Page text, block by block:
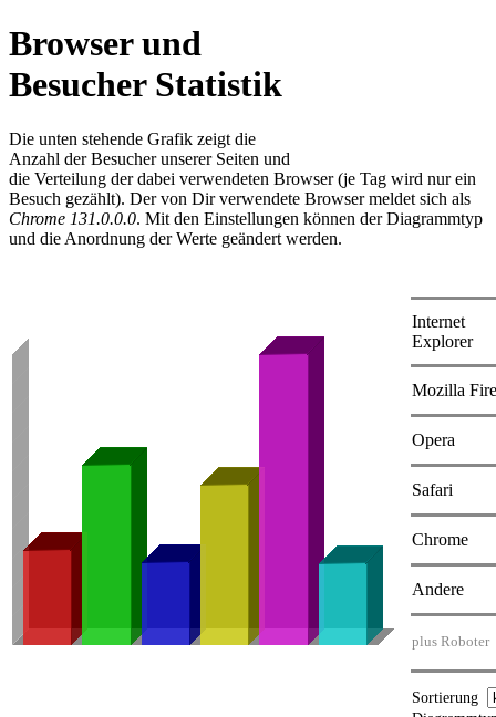
Browser und
Besucher Statistik
Die unten stehende Grafik zeigt die
Anzahl der Besucher unserer Seiten und
die Verteilung der dabei verwendeten Browser (je Tag wird nur ein
Besuch gezählt). Der von Dir verwendete Browser meldet sich als
Chrome 131.0.0.0. Mit den Einstellungen können der Diagrammtyp
und die Anordnung der Werte geändert werden.
Internet
Explorer
Mozilla
Opera
Safari
Chrome
Andere
plus Roboter
Sortierung